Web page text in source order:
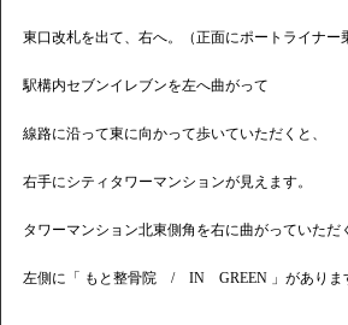
東口改札を出て、右へ。（正面にポートライナー
駅構内セブンイレブンを左へ曲がって
線路に沿って東に向かって歩いていただくと、
右手にシティタワーマンションが見えます。
タワーマンション北東側角を右に曲がっていただ
左側に「 もと整骨院 / IN GREEN 」がありま